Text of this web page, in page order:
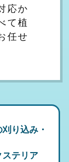
応か
て植
任せ
り込み・
テリア